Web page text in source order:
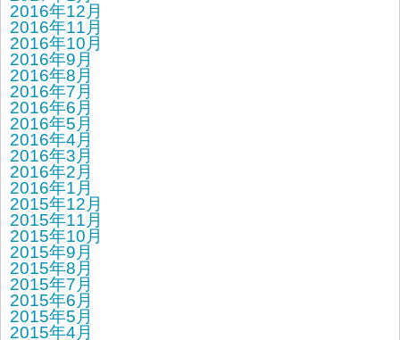
2016年12月
2016年11月
2016年10月
2016年9月
2016年8月
2016年7月
2016年6月
2016年5月
2016年4月
2016年3月
2016年2月
2016年1月
2015年12月
2015年11月
2015年10月
2015年9月
2015年8月
2015年7月
2015年6月
2015年5月
2015年4月